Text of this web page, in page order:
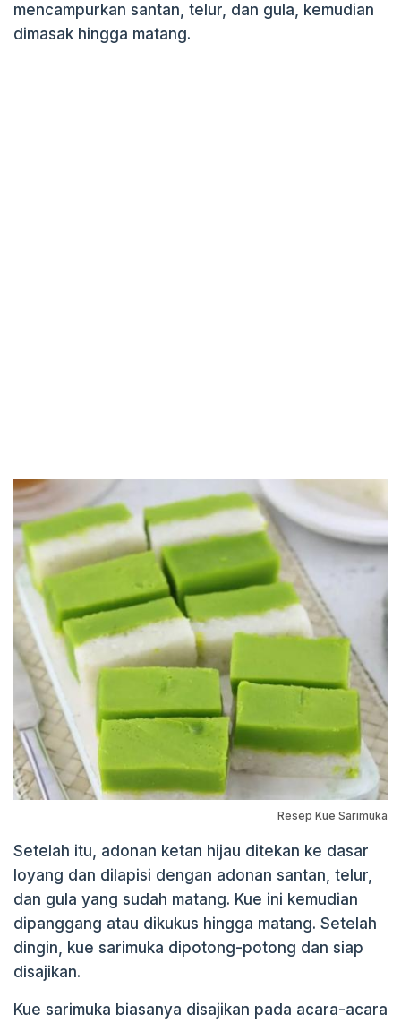
mencampurkan santan, telur, dan gula, kemudian
dimasak hingga matang.
Resep Kue Sarimuka
Setelah itu, adonan ketan hijau ditekan ke dasar
loyang dan dilapisi dengan adonan santan, telur,
dan gula yang sudah matang. Kue ini kemudian
dipanggang atau dikukus hingga matang. Setelah
dingin, kue sarimuka dipotong-potong dan siap
disajikan.
Kue sarimuka biasanya disajikan pada acara-acara